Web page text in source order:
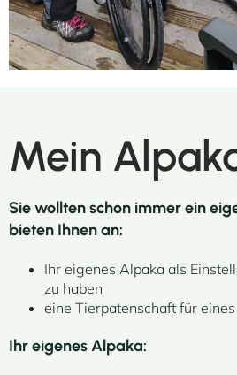
Mein
Sie wollten schon immer ein
bieten Ihnen an:
Ihr eigenes Alpaka als
zu haben
eine Tierpatenschaft für
Ihr eigenes Alpaka: